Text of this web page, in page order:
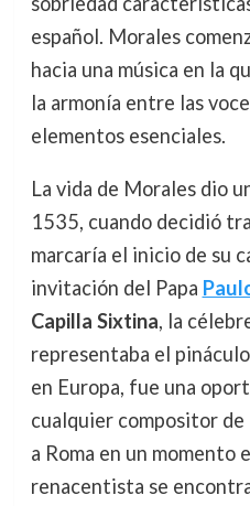
español. Morales
hacia una música en la
la armonía entre las
elementos esenciales.
La vida de Morales dio
1535, cuando decidió
marcaría el inicio de su
invitación del Papa
Capilla Sixtina, la
representaba el
en Europa, fue una
cualquier compositor
a Roma en un momento
renacentista se